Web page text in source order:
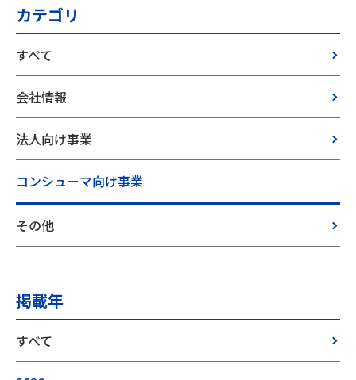
カテゴリ
すべて
会社情報
法人向け事業
コンシューマ向け事業
その他
掲載年
すべて